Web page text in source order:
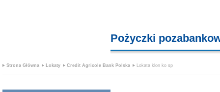
Pożyczki
Strona Główna Lokaty Credit Agricole Bank Polska Lokata klon ko sp